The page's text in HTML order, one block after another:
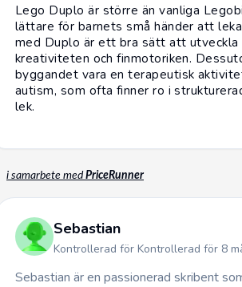
Lego Duplo är större än vanliga
lättare för barnets små händer att
med Duplo är ett bra sätt att utveckla
kreativiteten och finmotoriken.
byggandet vara en terapeutisk
autism, som ofta finner ro i
lek.
i samarbete medPriceRunner
Sebastian
Kontrollerad för Kontrollerad för 8
Sebastian är en passionerad skribent